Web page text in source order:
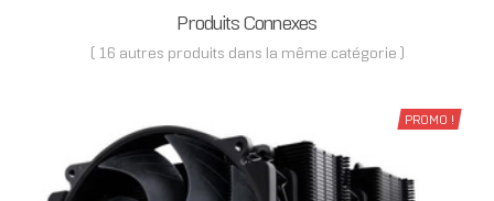
Produits Connexes
( 16 autres produits dans la même catégorie )
PROMO !